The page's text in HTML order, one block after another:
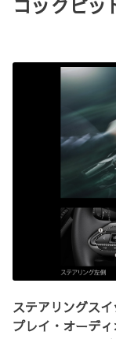
コックピッ
ステアリングス
プレイ・オーデ